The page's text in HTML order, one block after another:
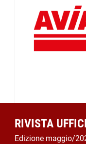
RIVISTA
Edizione maggio/